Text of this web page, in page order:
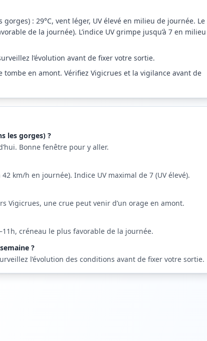
: 29°C, vent léger, UV élevé en milieu de journée. Le
de la journée). L’indice UV grimpe jusqu’à 7 en milieu
l’évolution avant de fixer votre sortie.
en amont. Vérifiez Vigicrues et la vigilance avant de
les gorges) ?
Bonne fenêtre pour y aller.
km/h en journée). Indice UV maximal de 7 (UV élevé).
Vigicrues, une crue peut venir d’un orage en amont.
créneau le plus favorable de la journée.
?
l’évolution des conditions avant de fixer votre sortie.